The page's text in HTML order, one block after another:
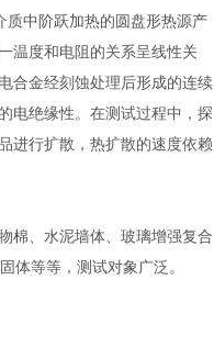
质中阶跃加热的圆盘形热源产
温度和电阻的关系呈线性关
合金经刻蚀处理后形成的连续
电绝缘性。在测试过程中，探
进行扩散，热扩散的速度依赖
棉、水泥墙体、玻璃增强复合
体等等，测试对象广泛。